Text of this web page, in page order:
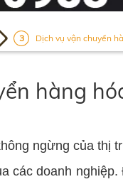
Dịch vụ vận chuyển
hàng
ngừng của thị
các doanh